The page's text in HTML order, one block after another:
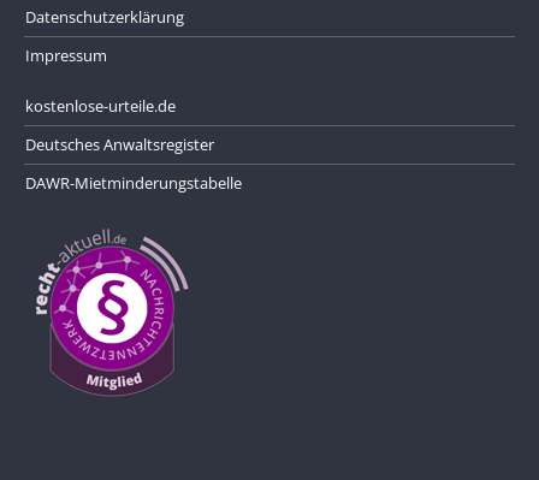
Datenschutzerklärung
Impressum
kostenlose-urteile.de
Deutsches Anwaltsregister
DAWR-Mietminderungstabelle